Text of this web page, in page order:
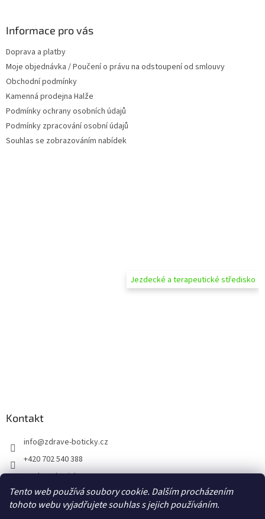
Tento web používá soubory cookie. Dalším procházením
tohoto webu vyjadřujete souhlas s jejich používáním.
Informace pro vás
Doprava a platby
Moje objednávka / Poučení o právu na odstoupení od smlouvy
Obchodní podmínky
Kamenná prodejna Halže
Podmínky ochrany osobních údajů
Podmínky zpracování osobní údajů
Souhlas se zobrazováním nabídek
Jezdecké a terapeutické středisko
Kontakt
info@zdrave-boticky.cz
+420 702 540 388
@zdraveboticky
zdraveboticky